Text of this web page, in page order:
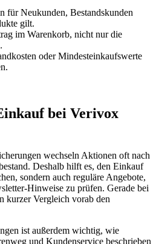
für Neukunden, Bestandskunden
gilt.
im Warenkorb, nicht nur die
oder Mindesteinkaufswerte
bei Verivox
wechseln Aktionen oft nach
Deshalb hilft es, den Einkauf
sondern auch reguläre Angebote,
Hinweise zu prüfen. Gerade bei
kurzer Vergleich vorab den
ist außerdem wichtig, wie
und Kundenservice beschrieben